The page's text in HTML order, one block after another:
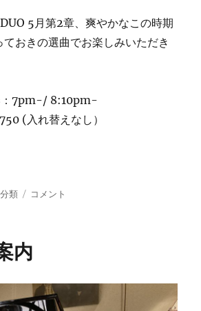
5月第2章、爽やかなこの時期
おきの選曲でお楽しみいただき
7pm-/ 8:10pm-
(入れ替えなし）
類
5/28
開
催！
コメント
内